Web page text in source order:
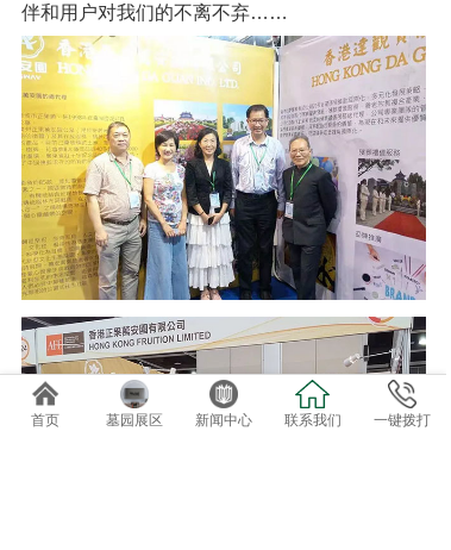
伴和用户对我们的不离不弃……
首页 墓园展区 新闻中心 联系我们 一键拨打